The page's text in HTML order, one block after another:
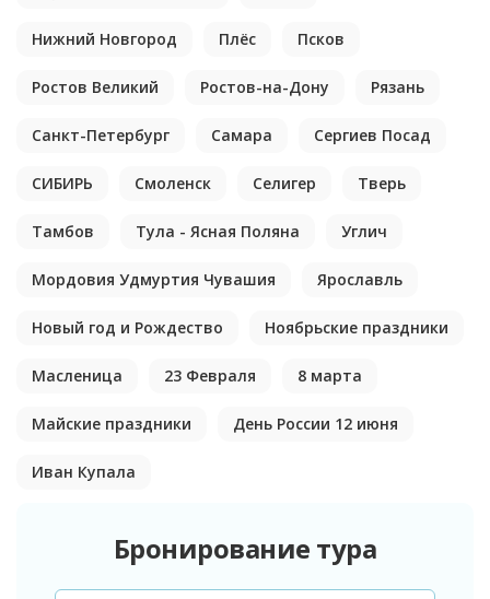
Нижний Новгород Плёс Псков
Ростов Великий Ростов-на-Дону Рязань
Санкт-Петербург Самара Сергиев Посад
СИБИРЬ Смоленск Селигер Тверь
Тамбов Тула - Ясная Поляна Углич
Мордовия Удмуртия Чувашия Ярославль
Новый год и Рождество Ноябрьские праздники
Масленица 23 Февраля 8 марта
Майские праздники День России 12 июня
Иван Купала
Бронирование тура